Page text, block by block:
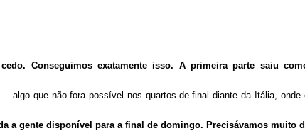
Conseguimos exatamente isso. A primeira parte saiu
algo que não fora possível nos quartos-de-final diante da Itália, onde
a gente disponível para a final de domingo. Precisávamos muito